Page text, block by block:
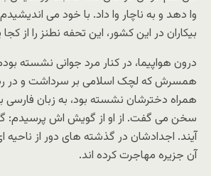
وا دهد و به ناچار وا داد. با خود می
بیکاران در این کشور، این تحفه نطنز را از کجا
درون هواپیما، در کنار مرد جوانی نشسته
همسرش که لچک اسلامی بر سرداشت و در
همراه دخترشان نشسته بود، به زبان فارسی
سخن می گفت. از او از گویش اش پرسیدم:
آیند. اجدادشان در گذشته های دور از ناحیه
آن جزیره مهاجرت کرده اند.